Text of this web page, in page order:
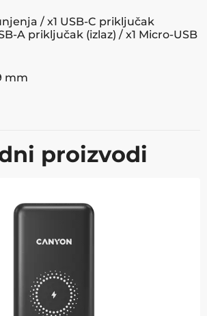
/ x1 USB-C priključak
A priključak (izlaz) / x1 Micro-USB
mm
proizvodi